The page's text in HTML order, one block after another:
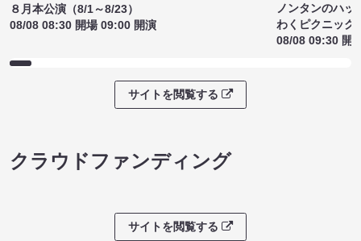
８月本公演（8/1～8/23）
08/08 08:30 開場 09:00 開演
ノンタンのハッ
わくピクニック
08/08 09:30 開
サイトを閲覧する
クラウドファンディング
サイトを閲覧する